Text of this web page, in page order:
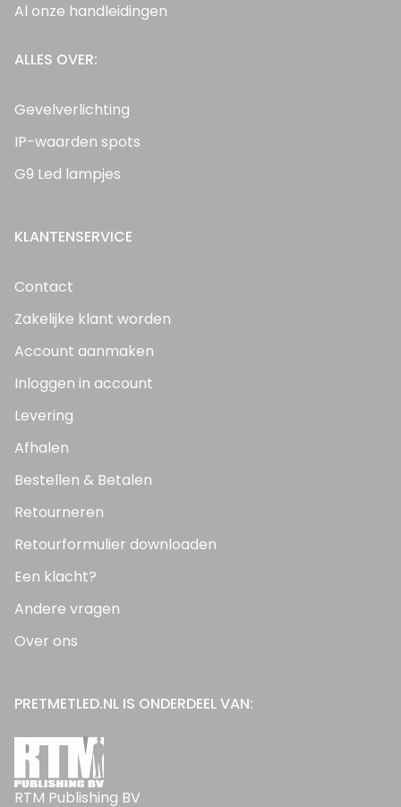
Al onze handleidingen
ALLES OVER:
Gevelverlichting
IP-waarden spots
G9 Led lampjes
KLANTENSERVICE
Contact
Zakelijke klant worden
Account aanmaken
Inloggen in account
Levering
Afhalen
Bestellen & Betalen
Retourneren
Retourformulier downloaden
Een klacht?
Andere vragen
Over ons
PRETMETLED.NL IS ONDERDEEL VAN:
RTM Publishing BV